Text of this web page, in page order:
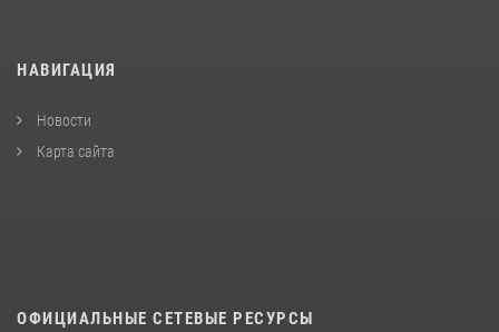
НАВИГАЦИЯ
Новости
Карта сайта
ОФИЦИАЛЬНЫЕ СЕТЕВЫЕ РЕСУРСЫ